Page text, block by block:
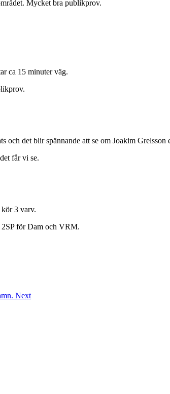
Mycket bra publikprov.
ca 15 minuter väg.
det blir spännande att se om Joakim Grelsson
får vi se.
3 varv.
2SP för Dam och VRM.
Next